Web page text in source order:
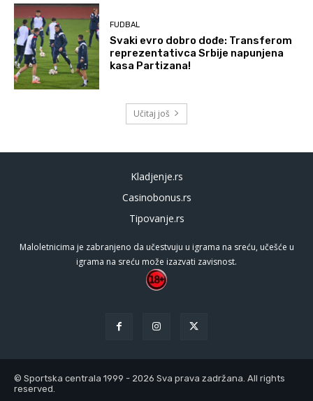
FUDBAL
Svaki evro dobro dođe: Transferom
reprezentativca Srbije napunjena
kasa Partizana!
Učitaj još
Kladjenje.rs
Casinobonus.rs
Tipovanje.rs
Maloletnicima je zabranjeno da učestvuju u igrama na sreću, učešće u
igrama na sreću može izazvati zavisnost.
© Sportska centrala 1999 - 2026 Sva prava zadržana. All rights
reserved.